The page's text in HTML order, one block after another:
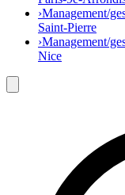
›Management/
Saint-Pierre
›Management/
Nice